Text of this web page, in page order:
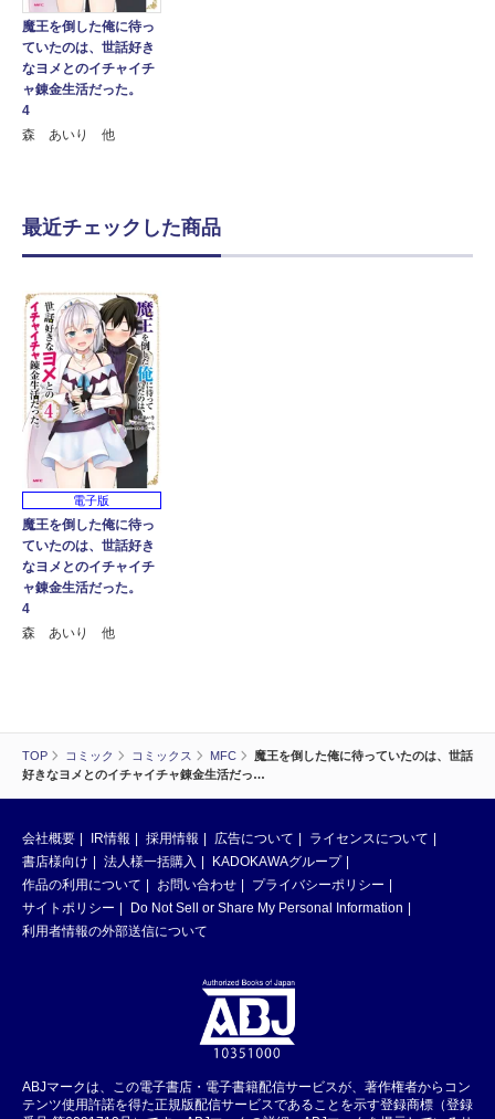
TOP コミック コミックス MFC
魔王を倒した俺に待っていたのは、世話
好きなヨメとのイチャイチャ錬金生活だっ…
魔王を倒した俺に待っ
ていたのは、世話好き
なヨメとのイチャイチ
ャ錬金生活だった。
4
森 あいり 他
最近チェックした商品
電子版
魔王を倒した俺に待っ
ていたのは、世話好き
なヨメとのイチャイチ
ャ錬金生活だった。
4
森 あいり 他
会社概要 IR情報 採用情報 広告について
ライセンスについて
書店様向け
法人様一括購入
KADOKAWAグループ
作品の利用について
お問い合わせ
プライバシーポリシー
サイトポリシー
Do Not Sell or Share My Personal Information
利用者情報の外部送信について
ABJマークは、この電子書店・電子書籍配信サービスが、著作権者からコン
テンツ使用許諾を得た正規版配信サービスであることを示す登録商標（登録